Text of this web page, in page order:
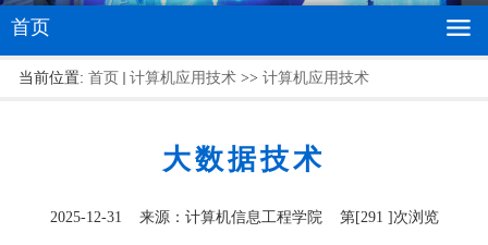
首页
当前位置: 首页 计算机应用技术>> 计算机应用技术
大数据技术
2025-12-31 来源：计算机信息工程学院 第[291 ]次浏览